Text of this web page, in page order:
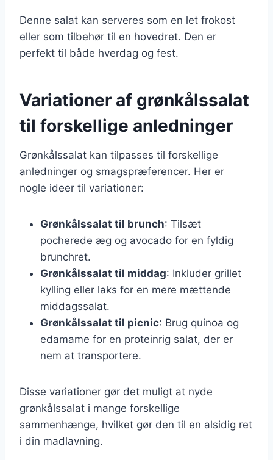
Denne salat kan serveres som en let frokost
eller som tilbehør til en hovedret. Den er
perfekt til både hverdag og fest.
Variationer af grønkålssalat
til forskellige anledninger
Grønkålssalat kan tilpasses til forskellige
anledninger og smagspræferencer. Her er
nogle ideer til variationer:
Grønkålssalat til brunch: Tilsæt
pocherede æg og avocado for en fyldig
brunchret.
Grønkålssalat til middag: Inkluder grillet
kylling eller laks for en mere mættende
middagssalat.
Grønkålssalat til picnic: Brug quinoa og
edamame for en proteinrig salat, der er
nem at transportere.
Disse variationer gør det muligt at nyde
grønkålssalat i mange forskellige
sammenhænge, hvilket gør den til en alsidig ret
i din madlavning.